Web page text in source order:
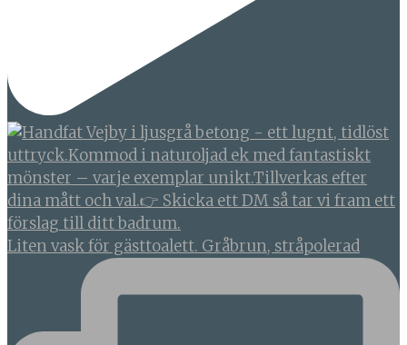
Liten vask för gästtoalett. Gråbrun, stråpolerad